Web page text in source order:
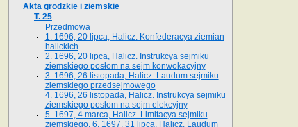
Akta grodzkie i ziemskie
T. 25
Przedmowa
1. 1696, 20 lipca, Halicz. Konfederacya ziemian
halickich
2. 1696, 20 lipca, Halicz. Instrukcya sejmiku
ziemskiego posłom na sejm konwokacyjny
3. 1696, 26 listopada, Halicz. Laudum sejmiku
ziemskiego przedsejmowego
4. 1696, 26 listopada, Halicz. Instrukcya sejmiku
ziemskiego posłom na sejm elekcyjny
5. 1697, 4 marca, Halicz. Limitacya sejmiku
ziemskiego. 6. 1697, 31 lipca, Halicz. Laudum